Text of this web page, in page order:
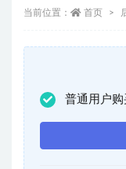
当前位置： 首页
普通用户购